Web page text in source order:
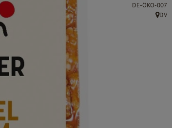
, Kontrollstelle:
DE-ÖKO-007
,DV